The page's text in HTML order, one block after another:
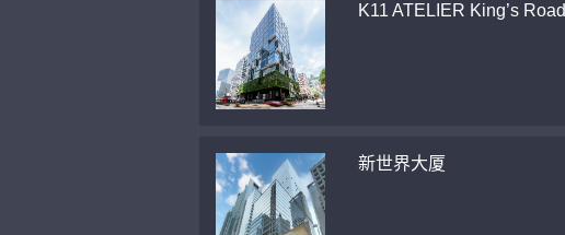
K11 ATELIER King’s Road
新世界大厦